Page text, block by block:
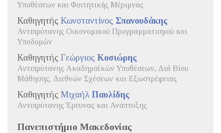
Υποθέσεων και Φοιτητικής Μέριμνας
Καθηγητής Κωνσταντίνος Σπανουδάκης
Αντιπρύτανης Οικονομικού Προγραμματισμού και
Υποδομών
Καθηγητής Γεώργιος Κοσιώρης
Αντιπρύτανης Ακαδημαϊκών Υποθέσεων, Διά Βίου
Μάθησης, Διεθνών Σχέσεων και Εξωστρέφειας
Καθηγητής Μιχαήλ Παυλίδης
Αντιπρύτανης Έρευνας και Ανάπτυξης
Πανεπιστήμιο Μακεδονίας